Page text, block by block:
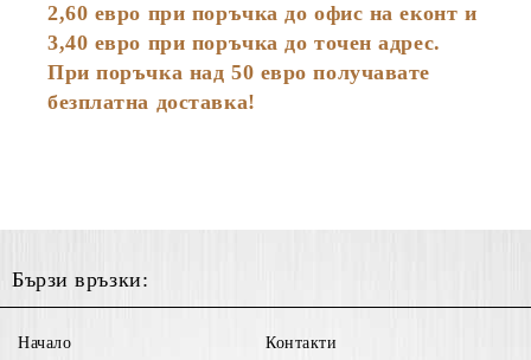
2,60 евро при поръчка до офис на еконт и
3,40 евро при поръчка до точен адрес.
При поръчка над 50 евро получавате
безплатна доставка!
Бързи връзки:
Начало Контакти